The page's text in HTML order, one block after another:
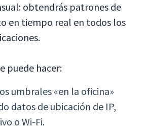
obtendrás patrones de
en tiempo real en todos los
puede hacer:
umbrales «en la oficina»
datos de ubicación de IP,
o Wi-Fi.